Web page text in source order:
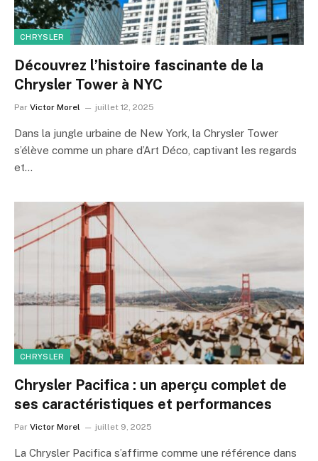
CHRYSLER
Découvrez l’histoire fascinante de la
Chrysler Tower à NYC
Par Victor Morel juillet 12, 2025
Dans la jungle urbaine de New York, la Chrysler Tower
s’élève comme un phare d’Art Déco, captivant les regards
et…
CHRYSLER
Chrysler Pacifica : un aperçu complet de
ses caractéristiques et performances
Par Victor Morel juillet 9, 2025
La Chrysler Pacifica s’affirme comme une référence dans